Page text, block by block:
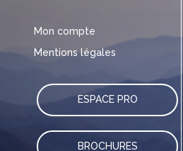
Mon compte
Mentions légales
ESPACE PRO
BROCHURES